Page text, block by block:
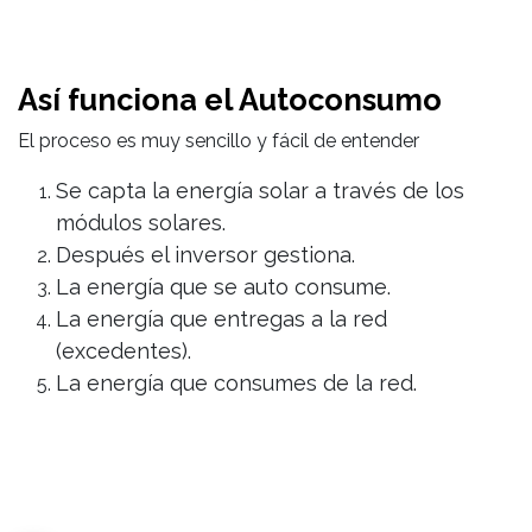
Así funciona el Autoconsumo
El proceso es muy sencillo y fácil de entender
Se capta la energía solar a través de los
módulos solares.
Después el inversor gestiona.
La energía que se auto consume.
La energía que entregas a la red
(excedentes).
La energía que consumes de la red.